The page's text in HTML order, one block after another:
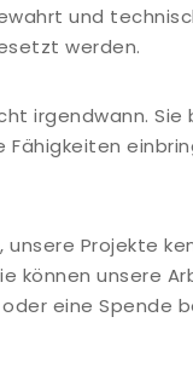
und
werden.
irgendwann.
Fähigkeiten
unsere Projekte
können unsere
eine Spende